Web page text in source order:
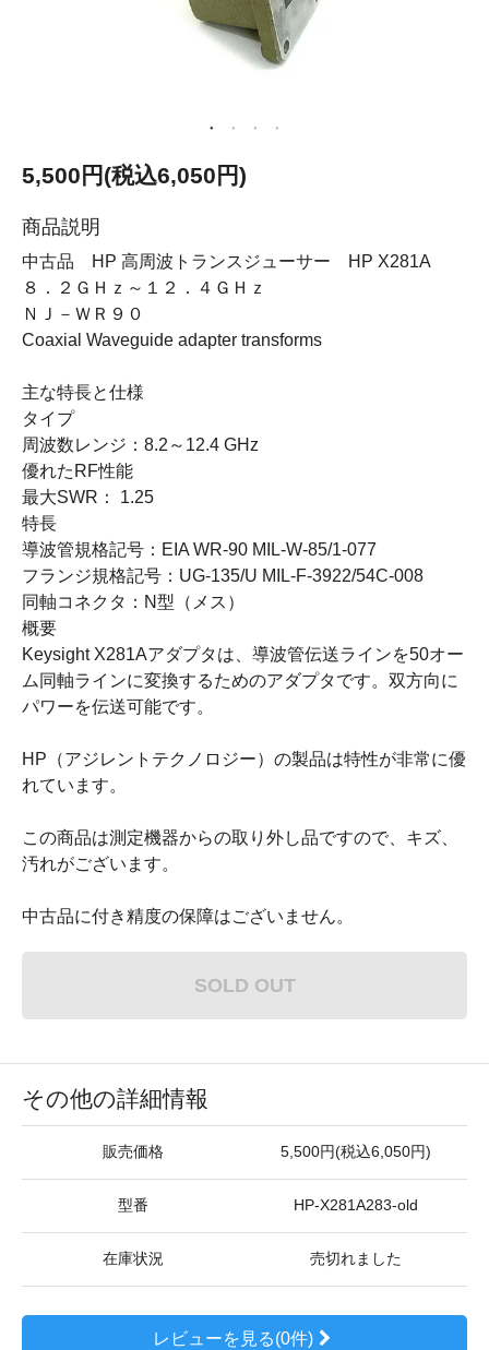
5,500円(税込6,050円)
商品説明
中古品 HP 高周波トランスジューサー HP X281A
８．２ＧＨｚ～１２．４ＧＨｚ
ＮＪ－ＷＲ９０
Coaxial Waveguide adapter transforms
主な特長と仕様
タイプ
周波数レンジ：8.2～12.4 GHz
優れたRF性能
最大SWR： 1.25
特長
導波管規格記号：EIA WR-90 MIL-W-85/1-077
フランジ規格記号：UG-135/U MIL-F-3922/54C-008
同軸コネクタ：N型（メス）
概要
Keysight X281Aアダプタは、導波管伝送ラインを50オー
ム同軸ラインに変換するためのアダプタです。双方向に
パワーを伝送可能です。
HP（アジレントテクノロジー）の製品は特性が非常に優
れています。
この商品は測定機器からの取り外し品ですので、キズ、
汚れがございます。
中古品に付き精度の保障はございません。
SOLD OUT
その他の詳細情報
販売価格 5,500円(税込6,050円)
型番 HP-X281A283-old
在庫状況 売切れました
レビューを見る(0件)